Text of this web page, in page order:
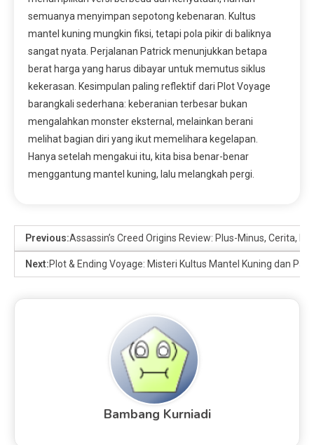
semuanya menyimpan sepotong kebenaran. Kultus
mantel kuning mungkin fiksi, tetapi pola pikir di baliknya
sangat nyata. Perjalanan Patrick menunjukkan betapa
berat harga yang harus dibayar untuk memutus siklus
kekerasan. Kesimpulan paling reflektif dari Plot Voyage
barangkali sederhana: keberanian terbesar bukan
mengalahkan monster eksternal, melainkan berani
melihat bagian diri yang ikut memelihara kegelapan.
Hanya setelah mengakui itu, kita bisa benar-benar
menggantung mantel kuning, lalu melangkah pergi.
Previous:Assassin’s Creed Origins Review: Plus-Minus, Cerita,
Next:Plot & Ending Voyage: Misteri Kultus Mantel Kuning dan
Bambang Kurniadi